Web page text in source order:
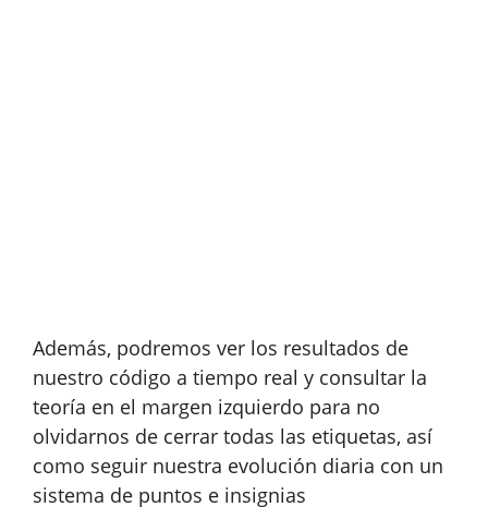
Además, podremos ver los resultados de
nuestro código a tiempo real y consultar la
teoría en el margen izquierdo para no
olvidarnos de cerrar todas las etiquetas, así
como seguir nuestra evolución diaria con un
sistema de puntos e insignias